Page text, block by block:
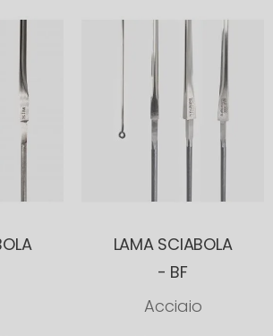
LAMA SCIABOLA
- BF
Acciaio